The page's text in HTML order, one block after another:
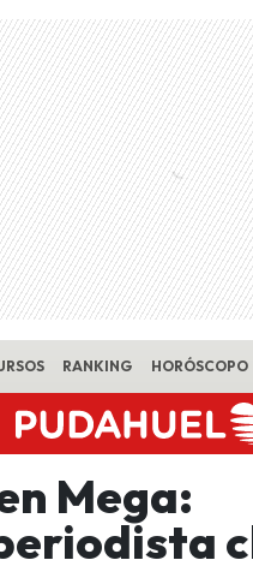
RANKING HORÓSCOPO
Mega: